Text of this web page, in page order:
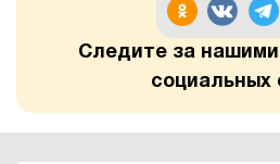
Следите за
социальных